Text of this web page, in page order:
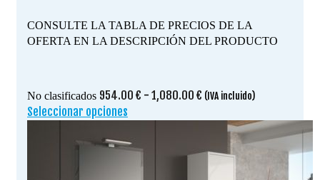
CONSULTE LA TABLA DE PRECIOS DE LA
OFERTA EN LA DESCRIPCIÓN DEL PRODUCTO
No clasificados 954.00 € - 1,080.00 € Rango
precios:
954.00 €
(IVA incluido)
Seleccionar opciones
tiene